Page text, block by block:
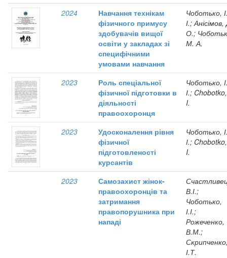
2024
Навчання технікам
фізичного примусу
здобувачів вищої
освіти у закладах зі
специфічними
умовами навчання
Чоботько,
І.;
О.;
М. А.
2023
Роль спеціальної
фізичної підготовки в
діяльності
правоохоронця
Чоботько,
І.;
I.
2023
Удосконалення рівня
фізичної
підготовленості
курсантів
Чоботько,
І.;
I.
2023
Самозахист жінок-
правоохоронців та
затримання
правопорушника при
нападі
В.І.;
Чоботько,
І.І.;
Рожеченко,
В.М.;
І.Т.